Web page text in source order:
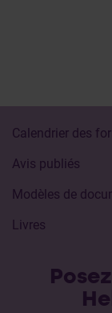
Calendrier des
Avis publiés
Modèles de
Livres